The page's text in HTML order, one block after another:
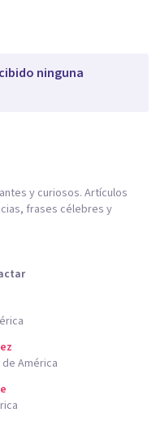
ninguna
y curiosos. Artículos
frases célebres y
América